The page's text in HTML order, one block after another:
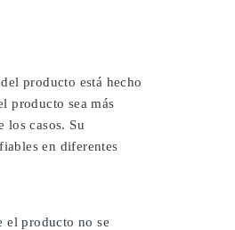
producto está hecho
producto sea más
los casos. Su
en diferentes
el producto no se